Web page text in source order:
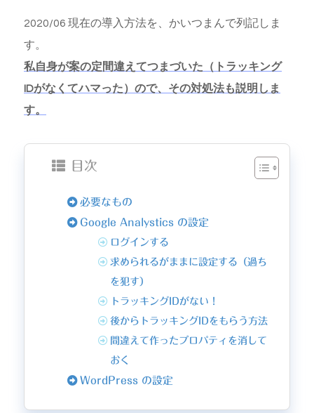
2020/06 現在の導入方法を、かいつまんで列記しま
す。
私自身が案の定間違えてつまづいた（トラッキング
IDがなくてハマった）ので、その対処法も説明しま
す。
目次
必要なもの
Google Analystics の設定
ログインする
求められるがままに設定する（過ち
を犯す）
トラッキングIDがない！
後からトラッキングIDをもらう方法
間違えて作ったプロパティを消して
おく
WordPress の設定